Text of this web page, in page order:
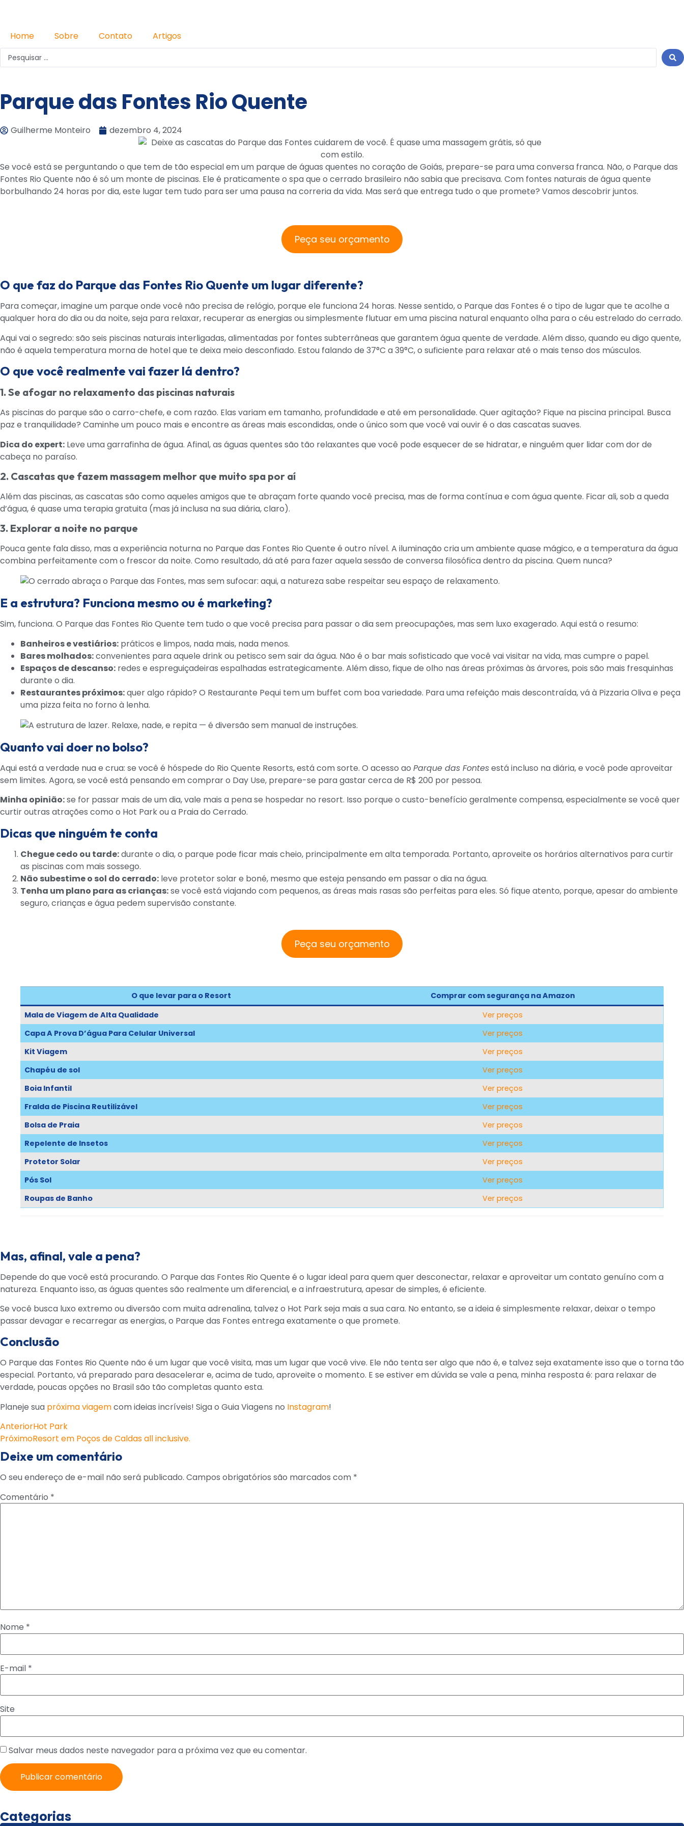
Home Sobre Contato Artigos
Parque das Fontes Rio Quente
Guilherme Monteiro dezembro 4, 2024
Se você está se perguntando o que tem de tão especial em um parque de águas quentes no coração de Goiás, prepare-se para uma conversa franca. Não, o Parque das
Fontes Rio Quente não é só um monte de piscinas. Ele é praticamente o spa que o cerrado brasileiro não sabia que precisava. Com fontes naturais de água quente
borbulhando 24 horas por dia, este lugar tem tudo para ser uma pausa na correria da vida. Mas será que entrega tudo o que promete? Vamos descobrir juntos.
Peça seu orçamento
O que faz do Parque das Fontes Rio Quente um lugar diferente?
Para começar, imagine um parque onde você não precisa de relógio, porque ele funciona 24 horas. Nesse sentido, o Parque das Fontes é o tipo de lugar que te acolhe a
qualquer hora do dia ou da noite, seja para relaxar, recuperar as energias ou simplesmente flutuar em uma piscina natural enquanto olha para o céu estrelado do cerrado.
Aqui vai o segredo: são seis piscinas naturais interligadas, alimentadas por fontes subterrâneas que garantem água quente de verdade. Além disso, quando eu digo quente,
não é aquela temperatura morna de hotel que te deixa meio desconfiado. Estou falando de 37°C a 39°C, o suficiente para relaxar até o mais tenso dos músculos.
O que você realmente vai fazer lá dentro?
1. Se afogar no relaxamento das piscinas naturais
As piscinas do parque são o carro-chefe, e com razão. Elas variam em tamanho, profundidade e até em personalidade. Quer agitação? Fique na piscina principal. Busca
paz e tranquilidade? Caminhe um pouco mais e encontre as áreas mais escondidas, onde o único som que você vai ouvir é o das cascatas suaves.
Dica do expert: Leve uma garrafinha de água. Afinal, as águas quentes são tão relaxantes que você pode esquecer de se hidratar, e ninguém quer lidar com dor de
cabeça no paraíso.
2. Cascatas que fazem massagem melhor que muito spa por aí
Além das piscinas, as cascatas são como aqueles amigos que te abraçam forte quando você precisa, mas de forma contínua e com água quente. Ficar ali, sob a queda
d’água, é quase uma terapia gratuita (mas já inclusa na sua diária, claro).
3. Explorar a noite no parque
Pouca gente fala disso, mas a experiência noturna no Parque das Fontes Rio Quente é outro nível. A iluminação cria um ambiente quase mágico, e a temperatura da água
combina perfeitamente com o frescor da noite. Como resultado, dá até para fazer aquela sessão de conversa filosófica dentro da piscina. Quem nunca?
E a estrutura? Funciona mesmo ou é marketing?
Sim, funciona. O Parque das Fontes Rio Quente tem tudo o que você precisa para passar o dia sem preocupações, mas sem luxo exagerado. Aqui está o resumo:
Banheiros e vestiários: práticos e limpos, nada mais, nada menos.
Bares molhados:convenientes para aquele drink ou petisco sem sair da água. Não é o bar mais sofisticado que você vai visitar na vida, mas cumpre o papel.
Espaços de descanso: redes e espreguiçadeiras espalhadas estrategicamente. Além disso, fique de olho nas áreas próximas às árvores, pois são mais fresquinhas
durante o dia.
Restaurantes próximos:quer algo rápido? O Restaurante Pequi tem um buffet com boa variedade. Para uma refeição mais descontraída, vá à Pizzaria Oliva e peça
uma pizza feita no forno à lenha.
Quanto vai doer no bolso?
Aqui está a verdade nua e crua: se você é hóspede do Rio Quente Resorts, está com sorte. O acesso ao Parque das Fontesestá incluso na diária, e você pode aproveitar
sem limites. Agora, se você está pensando em comprar o Day Use, prepare-se para gastar cerca de R$ 200 por pessoa.
Minha opinião:se for passar mais de um dia, vale mais a pena se hospedar no resort. Isso porque o custo-benefício geralmente compensa, especialmente se você quer
curtir outras atrações como o Hot Park ou a Praia do Cerrado.
Dicas que ninguém te conta
Chegue cedo ou tarde:durante o dia, o parque pode ficar mais cheio, principalmente em alta temporada. Portanto, aproveite os horários alternativos para curtir
as piscinas com mais sossego.
Não subestime o sol do cerrado: leve protetor solar e boné, mesmo que esteja pensando em passar o dia na água.
Tenha um plano para as crianças:se você está viajando com pequenos, as áreas mais rasas são perfeitas para eles. Só fique atento, porque, apesar do ambiente
seguro, crianças e água pedem supervisão constante.
Peça seu orçamento
O que levar para o Resort
Comprar com segurança na Amazon
Mala de Viagem de Alta Qualidade
Ver preços
Capa A Prova D’água Para Celular Universal
Ver preços
Kit Viagem
Ver preços
Chapéu de sol
Ver preços
Boia Infantil
Ver preços
Fralda de Piscina Reutilizável
Ver preços
Bolsa de Praia
Ver preços
Repelente de Insetos
Ver preços
Protetor Solar
Ver preços
Pós Sol
Ver preços
Roupas de Banho
Ver preços
Mas, afinal, vale a pena?
Depende do que você está procurando. O Parque das Fontes Rio Quente é o lugar ideal para quem quer desconectar, relaxar e aproveitar um contato genuíno com a
natureza. Enquanto isso, as águas quentes são realmente um diferencial, e a infraestrutura, apesar de simples, é eficiente.
Se você busca luxo extremo ou diversão com muita adrenalina, talvez o Hot Park seja mais a sua cara. No entanto, se a ideia é simplesmente relaxar, deixar o tempo
passar devagar e recarregar as energias, o Parque das Fontes entrega exatamente o que promete.
Conclusão
O Parque das Fontes Rio Quente não é um lugar que você visita, mas um lugar que você vive. Ele não tenta ser algo que não é, e talvez seja exatamente isso que o torna tão
especial. Portanto, vá preparado para desacelerar e, acima de tudo, aproveite o momento. E se estiver em dúvida se vale a pena, minha resposta é: para relaxar de
verdade, poucas opções no Brasil são tão completas quanto esta.
Planeje sua próxima viagemcom ideias incríveis! Siga o Guia Viagens no Instagram!
AnteriorHot Park
PróximoResort em Poços de Caldas all inclusive.
Deixe um comentário
O seu endereço de e-mail não será publicado. Campos obrigatórios são marcados com *
Comentário *
Nome *
E-mail *
Site
Salvar meus dados neste navegador para a próxima vez que eu comentar.
Categorias